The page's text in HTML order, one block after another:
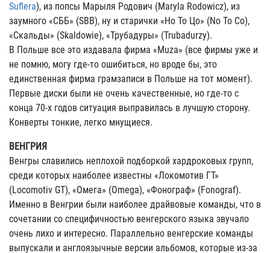
Suflera), из попсы Марыля Родович (Maryla Rodowicz), из
заумного «СББ» (SBB), ну и старички «Но То Цо» (No To Co),
«Скальды» (Skaldowie), «Трубадуры» (Trubadurzy).
В Польше все это издавала фирма «Muza» (все фирмы уже и
не помню, могу где-то ошибиться, но вроде бы, это
единственная фирма грамзаписи в Польше на тот момент).
Первые диски были не очень качественные, но где-то с
конца 70-х годов ситуация выправилась в лучшую сторону.
Конверты тонкие, легко мнущиеся.
ВЕНГРИЯ
Венгры славились неплохой подборкой хардроковых групп,
среди которых наиболее известны «Локомотив ГТ»
(Locomotiv GT), «Омега» (Omega), «Фонограф» (Fonograf).
Именно в Венгрии были наиболее драйвовые команды, что в
сочетании со специфичностью венгерского языка звучало
очень лихо и интересно. Параллельно венгерские команды
выпускали и англоязычные версии альбомов, которые из-за